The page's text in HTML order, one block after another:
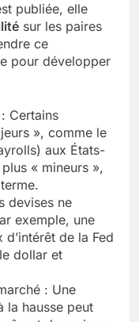
publiée, elle
sur les paires
ce
pour développer
Certains
», comme le
aux États-
« mineurs »,
devises ne
exemple, une
de la Fed
dollar et
: Une
la hausse peut